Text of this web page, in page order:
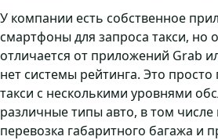
У компании есть собственное
смартфоны для запроса такси, но
отличается от приложений Grab
нет системы рейтинга. Это
такси с несколькими уровнями
различные типы авто, в том числе
перевозка габаритного багажа и